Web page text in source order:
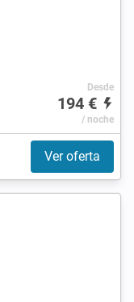
Desde
194 €
/ noche
Ver oferta